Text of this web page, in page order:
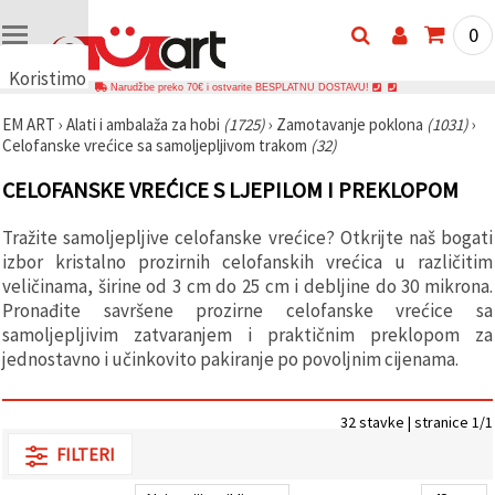
Koristimo
🍪
Koristimo
slične
tehnologije
osigurali
ispravno
funkcioniranje
web-
stranice,
poboljšali
vaše
korisničko
uz vašu
promet te
prikazivali
0
Narudžbe preko 70€ i ostvarite BESPLATNU DOSTAVU!
EM ART › Alati i ambalaža za hobi (1725)› Zamotavanje poklona (1031)›
Celofanske vrećice sa samoljepljivom trakom (32)
CELOFANSKE VREĆICE S LJEPILOM I PREKLOPOM
Tražite samoljepljive celofanske vrećice? Otkrijte naš bogati
izbor kristalno prozirnih celofanskih vrećica u različitim
veličinama, širine od 3 cm do 25 cm i debljine do 30 mikrona.
Pronađite savršene prozirne celofanske vrećice sa
samoljepljivim zatvaranjem i praktičnim preklopom za
jednostavno i učinkovito pakiranje po povoljnim cijenama.
32 stavke | stranice 1/1
FILTERI